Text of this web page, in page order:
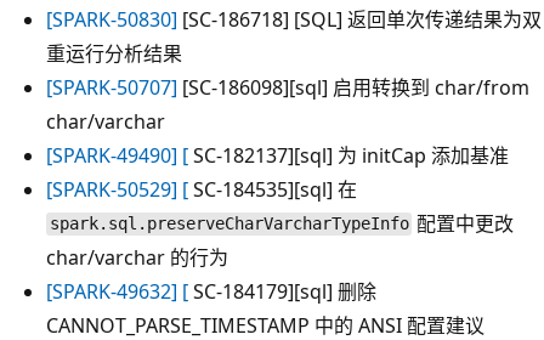
[SPARK-50830] [SC-186718] [SQL] 返回单次传递结果为双
重运行分析结果
[SPARK-50707] [SC-186098][sql] 启用转换到 char/from
char/varchar
[SPARK-49490] [SC-182137][sql] 为 initCap 添加基准
[SPARK-50529] [SC-184535][sql] 在
spark.sql.preserveCharVarcharTypeInfo 配置中更改
char/varchar 的行为
[SPARK-49632] [SC-184179][sql] 删除
CANNOT_PARSE_TIMESTAMP 中的 ANSI 配置建议